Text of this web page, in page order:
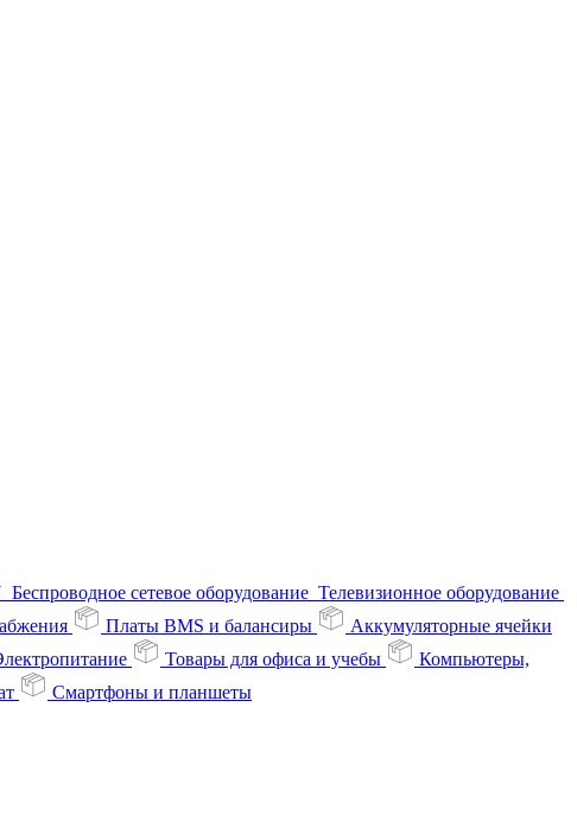
Беспроводное сетевое оборудование Телевизионное оборудование
Платы BMS и балансиры
Аккумуляторные ячейки
Товары для офиса и учебы
Компьютеры,
Смартфоны и планшеты